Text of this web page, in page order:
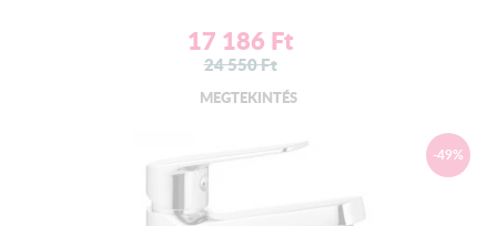
17 186 Ft
24 550Ft
MEGTEKINTÉS
-49%